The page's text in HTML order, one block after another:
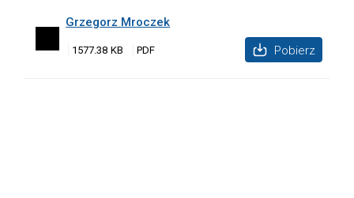
Grzegorz Mroczek
1577.38 KB Pobierz